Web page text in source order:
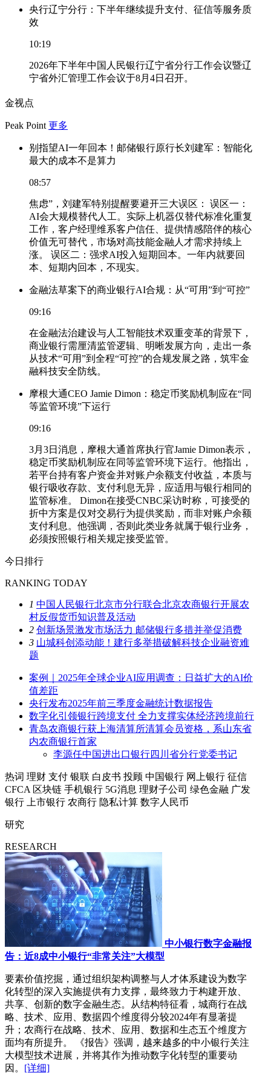
央行辽宁分行：下半年继续提升支付、征信等服务质
效
10:19
2026年下半年中国人民银行辽宁省分行工作会议暨辽
宁省外汇管理工作会议于8月4日召开。
金视点
Peak Point 更多
别指望AI一年回本！邮储银行原行长刘建军：智能化
最大的成本不是算力
08:57
焦虑”，刘建军特别提醒要避开三大误区： 误区一：
AI会大规模替代人工。实际上机器仅替代标准化重复
工作，客户经理维系客户信任、提供情感陪伴的核心
价值无可替代，市场对高技能金融人才需求持续上
涨。 误区二：强求AI投入短期回本。一年内就要回
本、短期内回本，不现实。
金融法草案下的商业银行AI合规：从“可用”到“可控”
09:16
在金融法治建设与人工智能技术双重变革的背景下，
商业银行需厘清监管逻辑、明晰发展方向，走出一条
从技术“可用”到全程“可控”的合规发展之路，筑牢金
融科技安全防线。
摩根大通CEO Jamie Dimon：稳定币奖励机制应在“同
等监管环境”下运行
09:16
3月3日消息，摩根大通首席执行官Jamie Dimon表示，
稳定币奖励机制应在同等监管环境下运行。他指出，
若平台持有客户资金并对账户余额支付收益，本质与
银行吸收存款、支付利息无异，应适用与银行相同的
监管标准。 Dimon在接受CNBC采访时称，可接受的
折中方案是仅对交易行为提供奖励，而非对账户余额
支付利息。他强调，否则此类业务就属于银行业务，
必须按照银行相关规定接受监管。
今日排行
RANKING TODAY
1 中国人民银行北京市分行联合北京农商银行开展农
村反假货币知识普及活动
2 创新场景激发市场活力 邮储银行多措并举促消费
3 山城科创添动能！建行多举措破解科技企业融资难
题
案例｜2025年全球企业AI应用调查：日益扩大的AI价
值差距
央行发布2025年前三季度金融统计数据报告
数字化引领银行跨境支付 全力支撑实体经济跨境前行
青岛农商银行获上海清算所清算会员资格，系山东省
内农商银行首家
李源任中国进出口银行四川省分行党委书记
热词 理财 支付 银联 白皮书 投顾 中国银行 网上银行 征信
CFCA 区块链 手机银行 5G消息 理财子公司 绿色金融 广发
银行
上市银行 农商行 隐私计算 数字人民币
研究
RESEARCH
中小银行数字金融报
告：近8成中小银行“非常关注”大模型
要素价值挖掘，通过组织架构调整与人才体系建设为数字
化转型的深入实施提供有力支撑，最终致力于构建开放、
共享、创新的数字金融生态。从结构特征看，城商行在战
略、技术、应用、数据四个维度得分较2024年有显著提
升；农商行在战略、技术、应用、数据和生态五个维度方
面均有所提升。 《报告》强调，越来越多的中小银行关注
大模型技术进展，并将其作为推动数字化转型的重要动
因。 [详细]